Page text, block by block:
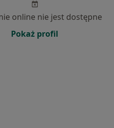
online nie jest dostępne
Pokaż profil